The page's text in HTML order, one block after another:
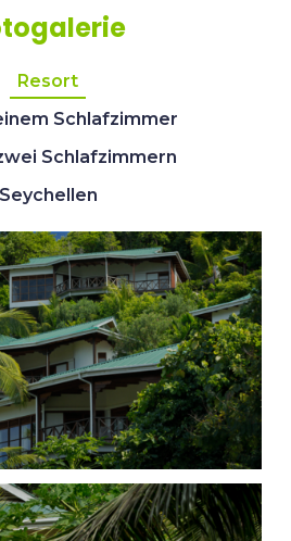
Resort
Schlafzimmer
Schlafzimmern
Seychellen